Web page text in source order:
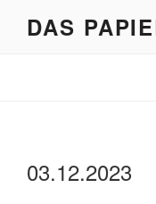
DAS
03.12.2023